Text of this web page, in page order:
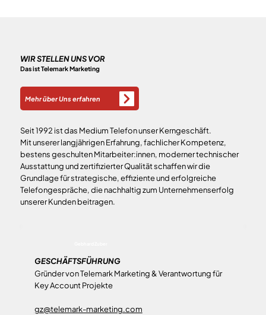
WIR STELLEN UNS VOR
Das ist Telemark Marketing
Mehr über Uns erfahren
Seit 1992 ist das Medium Telefon unser Kerngeschäft.
Mit unserer langjährigen Erfahrung, fachlicher Kompetenz,
bestens geschulten Mitarbeiter:innen, moderner technischer
Ausstattung und zertifizierter Qualität schaffen wir die
Grundlage für strategische, effiziente und erfolgreiche
Telefongespräche, die nachhaltig zum Unternehmenserfolg
unserer Kunden beitragen.
GESCHÄFTSFÜHRUNG
Gründer von Telemark Marketing & Verantwortung für
Key Account Projekte
gz@telemark-marketing.com